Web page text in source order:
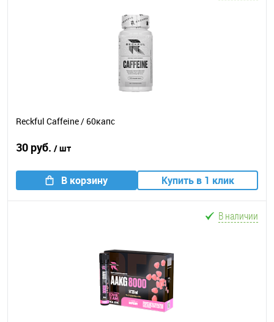
Reckful Caffeine / 60капс
30 руб. / шт
В корзину Купить в 1 клик
В наличии